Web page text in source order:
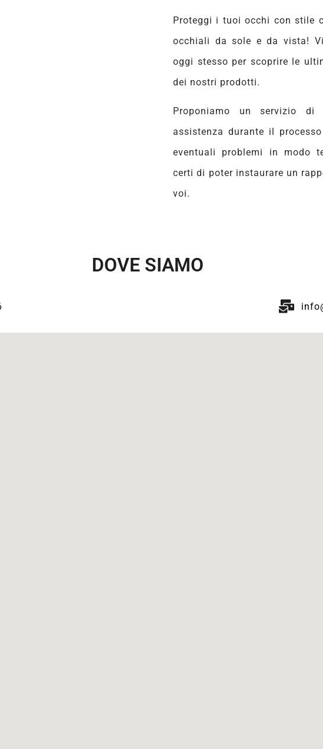
Proteggi i tuoi occhi con stile
occhiali da sole e da vista!
oggi stesso per scoprire le
dei nostri prodotti.
Proponiamo un servizio
assistenza durante il
eventuali problemi in modo
certi di poter instaurare un
voi.
DOVE SIAMO